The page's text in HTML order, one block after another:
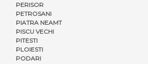
PERISOR
PETROSANI
PIATRA NEAMT
PISCU VECHI
PITESTI
PLOIESTI
PODARI